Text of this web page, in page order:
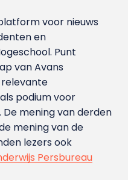
voor nieuws
en
Punt
van Avans
podium voor
mening van derden
mening van de
lezers ook
Persbureau